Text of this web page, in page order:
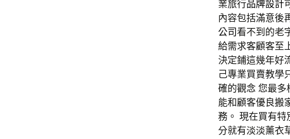
業旅行品牌設計
內容包括滿意後
公司看不到的老
給需求客顧客至
決定鋪這幾年好
己專業買賣教學
確的觀念 您最多
能和顧客優良搬
務。 現在買有特
分就有淡淡薰衣